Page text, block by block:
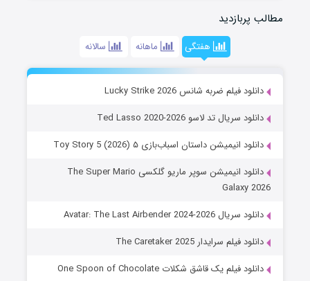
مطالب پربازدید
هفتگی ماهانه سالانه
دانلود فیلم ضربه شانس Lucky Strike 2026
دانلود سریال تد لاسو Ted Lasso 2020-2026
دانلود انیمیشن داستان اسباب‌بازی ۵ Toy Story 5 (2026)
دانلود انیمیشن سوپر ماریو گلکسی The Super Mario
Galaxy 2026
دانلود سریال Avatar: The Last Airbender 2024-2026
دانلود فیلم سرایدار The Caretaker 2025
دانلود فیلم یک قاشق شکلات One Spoon of Chocolate